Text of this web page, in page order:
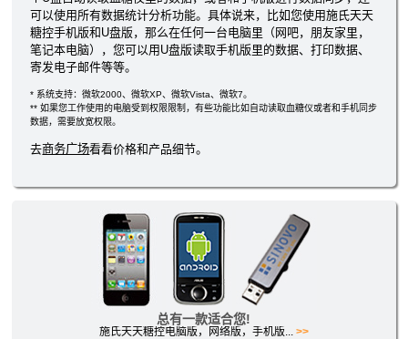
可以使用所有数据统计分析功能。具体说来，比如您使用施氏天天
糖控手机版和U盘版，那么在任何一台电脑里（网吧，朋友家里，
笔记本电脑），您可以用U盘版读取手机版里的数据、打印数据、
寄发电子邮件等等。
* 系统支持：微软2000、微软XP、微软Vista、微软7。
** 如果您工作使用的电脑受到权限限制，有些功能比如自动读取血糖仪或者和手机同步
数据，需要放宽权限。
去商务广场看看价格和产品细节。
总有一款适合您!
施氏天天糖控电脑版，网络版，手机版... >>